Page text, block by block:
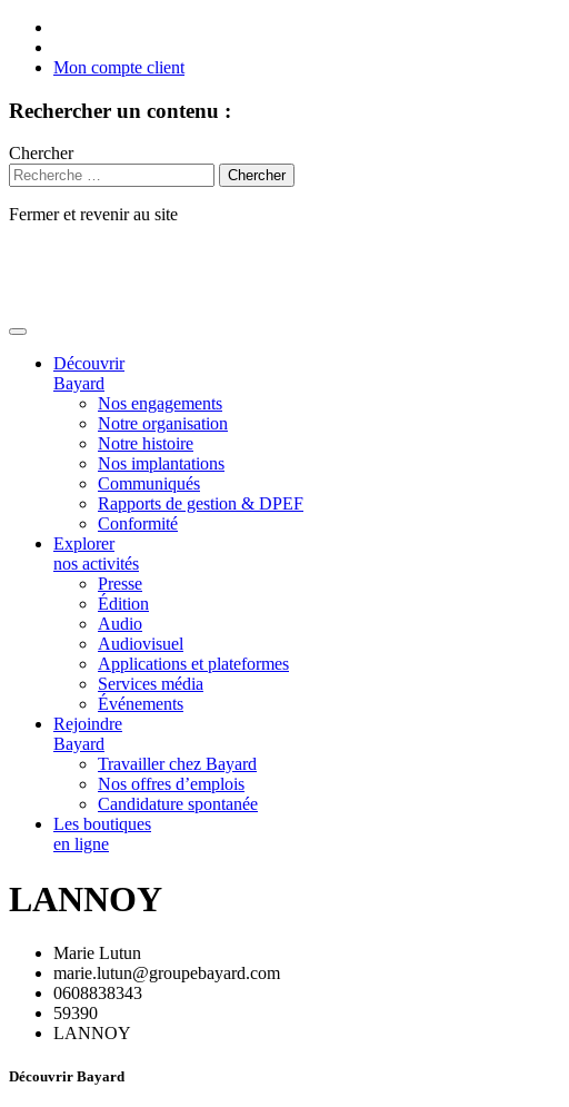
Mon compte client
Rechercher un contenu :
Chercher
Fermer et revenir au site
Découvrir
Bayard
Nos engagements
Notre organisation
Notre histoire
Nos implantations
Communiqués
Rapports de gestion & DPEF
Conformité
Explorer
nos activités
Presse
Édition
Audio
Audiovisuel
Applications et plateformes
Services média
Événements
Rejoindre
Bayard
Travailler chez Bayard
Nos offres d’emplois
Candidature spontanée
Les boutiques
en ligne
LANNOY
Marie Lutun
marie.lutun@groupebayard.com
0608838343
59390
LANNOY
Découvrir Bayard